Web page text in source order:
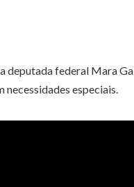
federal Mara
necessidades especiais.